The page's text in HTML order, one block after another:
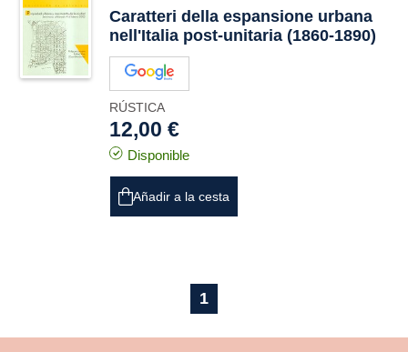
Caratteri della espansione urbana
nell'Italia post-unitaria (1860-1890)
RÚSTICA
12,00 €
Disponible
Añadir a la cesta
1